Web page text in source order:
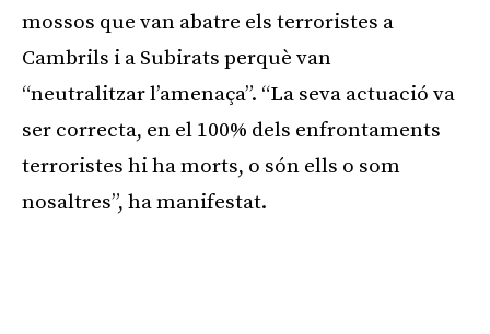
mossos que van abatre els terroristes a
Cambrils i a Subirats perquè van
“neutralitzar l’amenaça”. “La seva actuació va
ser correcta, en el 100% dels enfrontaments
terroristes hi ha morts, o són ells o som
nosaltres”, ha manifestat.